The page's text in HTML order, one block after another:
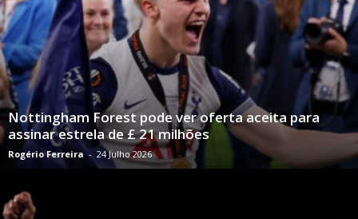
Nottingham Forest pode ver oferta aceita para
assinar estrela de £ 21 milhões
Rogério Ferreira - 24 Julho 2026